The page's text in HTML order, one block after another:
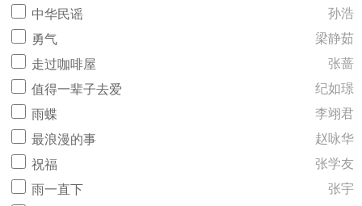
中华民谣
孙浩
勇气
梁静茹
走过咖啡屋
张蔷
值得一辈子去爱
纪如璟
雨蝶
李翊君
最浪漫的事
赵咏华
祝福
张学友
雨一直下
张宇